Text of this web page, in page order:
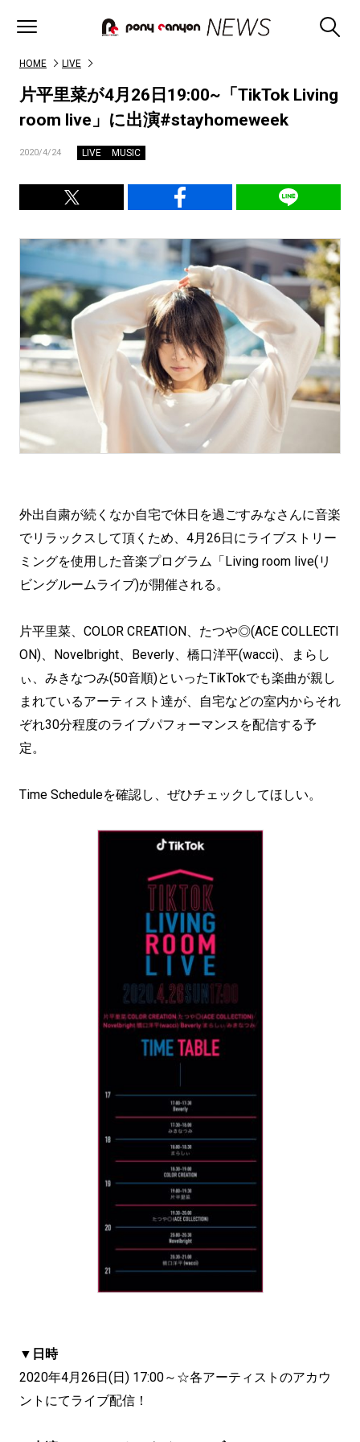
HOME LIVE
片平里菜が4月26日19:00~「TikTok Living
room live」に出演#stayhomeweek
2020/4/24 LIVE MUSIC
外出自粛が続くなか自宅で休日を過ごすみなさんに音楽
でリラックスして頂くため、4月26日にライブストリー
ミングを使用した音楽プログラム「Living room live(リ
ビングルームライブ)が開催される。
片平里菜、COLOR CREATION、たつや◎(ACE COLLECTI
ON)、Novelbright、Beverly、橋口洋平(wacci)、まらし
ぃ、みきなつみ(50音順)といったTikTokでも楽曲が親し
まれているアーティスト達が、自宅などの室内からそれ
ぞれ30分程度のライブパフォーマンスを配信する予
定。
Time Scheduleを確認し、ぜひチェックしてほしい。
▼日時
2020年4月26日(日) 17:00～☆各アーティストのアカウ
ントにてライブ配信！